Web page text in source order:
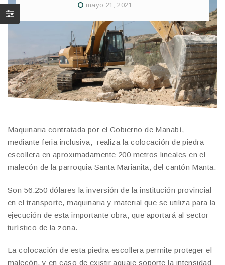
mayo 21, 2021
Maquinaria contratada por el Gobierno de Manabí,
mediante feria inclusiva, realiza la colocación de piedra
escollera en aproximadamente 200 metros lineales en el
malecón de la parroquia Santa Marianita, del cantón Manta.
Son 56.250 dólares la inversión de la institución provincial
en el transporte, maquinaria y material que se utiliza para la
ejecución de esta importante obra, que aportará al sector
turístico de la zona.
La colocación de esta piedra escollera permite proteger el
malecón, y en caso de existir aguaje soporte la intensidad